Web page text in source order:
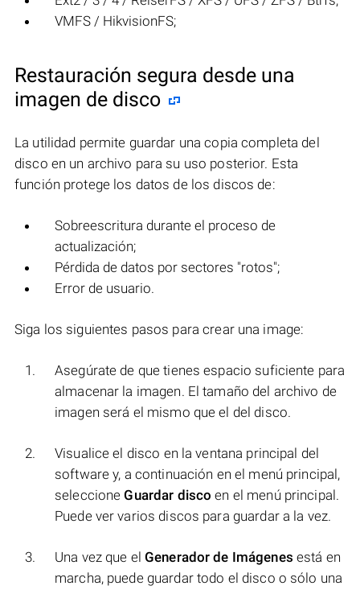
VMFS / HikvisionFS;
Restauración segura desde una
imagen de disco
La utilidad permite guardar una copia completa del
disco en un archivo para su uso posterior. Esta
función protege los datos de los discos de:
Sobreescritura durante el proceso de
actualización;
Pérdida de datos por sectores "rotos";
Error de usuario.
Siga los siguientes pasos para crear una image:
Asegúrate de que tienes espacio suficiente para
almacenar la imagen. El tamaño del archivo de
imagen será el mismo que el del disco.
Visualice el disco en la ventana principal del
software y, a continuación en el menú principal,
seleccioneGuardar disco en el menú principal.
Puede ver varios discos para guardar a la vez.
Una vez que el Generador de Imágenes está en
marcha, puede guardar todo el disco o sólo una